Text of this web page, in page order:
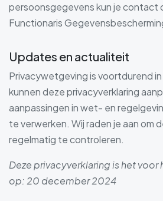
persoonsgegevens kun je contact
Functionaris
Updates en actualiteit
Privacywetgeving is voortdurend
kunnen deze privacyverklaring
aanpassingen in wet- en
te verwerken. Wij raden je aan om
regelmatig te controleren.
Deze privacyverklaring is het
op: 20 december 2024